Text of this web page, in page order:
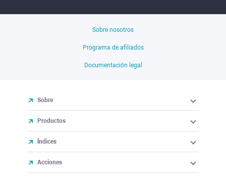
Sobre nosotros
Programa de afiliados
Documentación legal
Sobre
Productos
Índices
Acciones